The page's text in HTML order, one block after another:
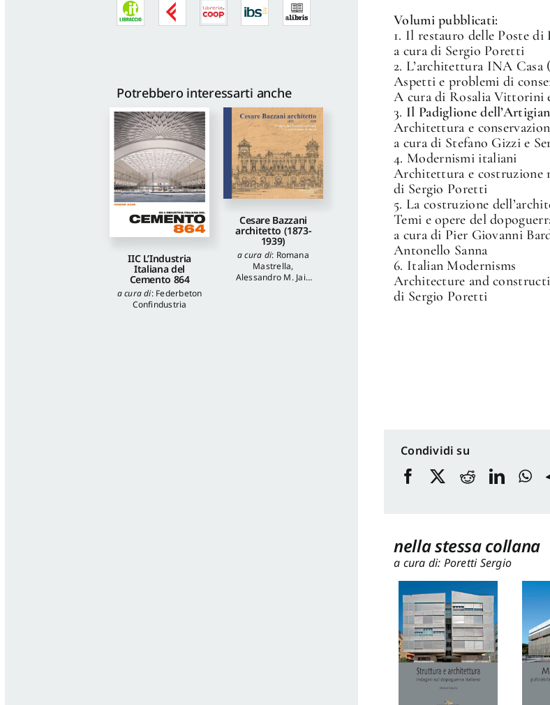
Potrebbero interessarti anche
IIC L’Industria
Italiana del
Cemento 864
a cura di: Federbeton
Confindustria
Cesare Bazzani
architetto (1873-
1939)
a cura di: Romana
Mastrella,
Alessandro M. Jaia
Volumi pubblicati:
1. Il restauro delle Poste di
a cura di Sergio Poretti
2. L’architettura INA Casa
Aspetti e problemi di
A cura di Rosalia Vittorini
3. Il Padiglione
Architettura e
a cura di Stefano Gizzi e
4. Modernismi italiani
Architettura e costruzione
di Sergio Poretti
5. La costruzione
Temi e opere del
a cura di Pier Giovanni
Antonello Sanna
6. Italian Modernisms
Architecture and
di Sergio Poretti
Condividi su
nella stessa collana
a cura di: Poretti Sergio